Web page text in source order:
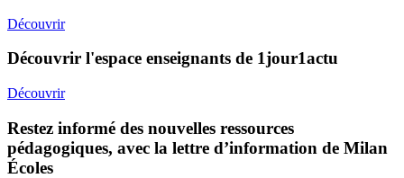
Découvrir
Découvrir l'espace enseignants de 1jour1actu
Découvrir
Restez informé des nouvelles ressources
pédagogiques, avec la lettre d’information de Milan
Écoles